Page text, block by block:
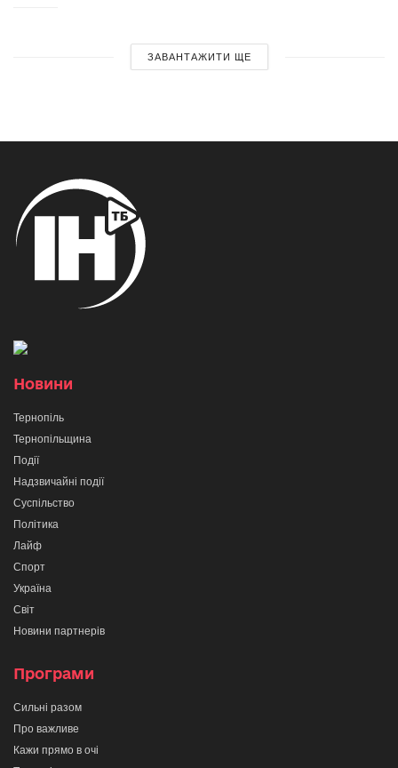
ЗАВАНТАЖИТИ ЩЕ
Новини
Тернопіль
Тернопільщина
Події
Надзвичайні події
Суспільство
Політика
Лайф
Спорт
Україна
Світ
Новини партнерів
Програми
Сильні разом
Про важливе
Кажи прямо в очі